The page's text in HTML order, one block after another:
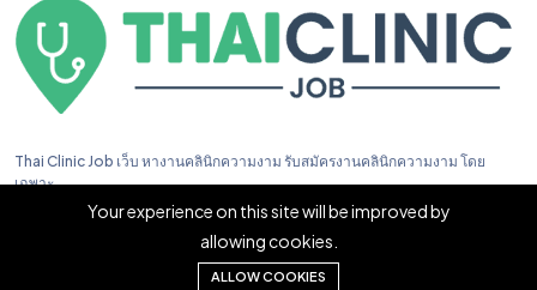
Thai Clinic Job เว็บ หางานคลินิกความงาม รับสมัครงานคลินิกความงาม โดย
เฉพาะ
Your experience on this site will be improved by
allowing cookies.
ALLOW COOKIES